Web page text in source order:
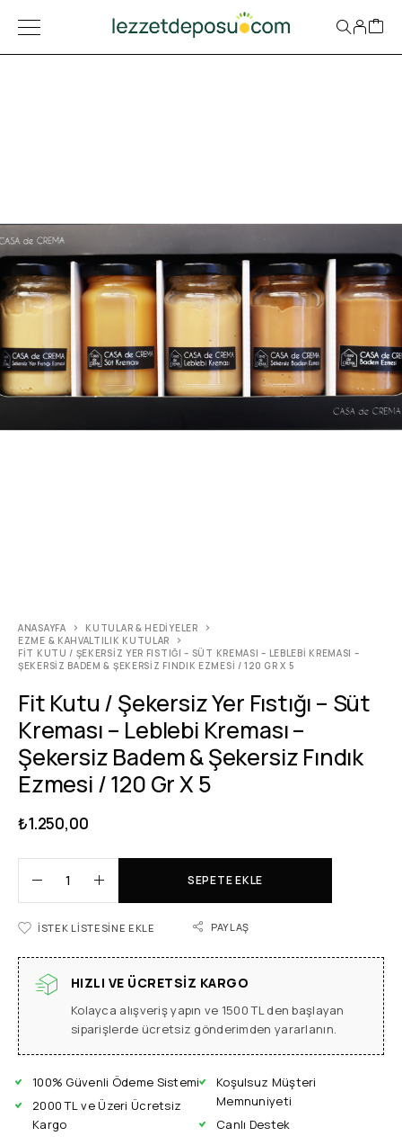
ANASAYFA
KUTULAR & HEDIYELER
EZME & KAHVALTILIK KUTULAR
FIT KUTU / ŞEKERSIZ YER FISTIĞI – SÜT KREMASI – LEBLEBI KREMASI –
ŞEKERSIZ BADEM & ŞEKERSIZ FINDIK EZMESI / 120 GR X 5
Fit Kutu / Şekersiz Yer Fıstığı – Süt
Kreması – Leblebi Kreması –
Şekersiz Badem & Şekersiz Fındık
Ezmesi / 120 Gr X 5
₺1.250,00
SEPETE EKLE
İSTEK LISTESINE EKLE PAYLAŞ
HIZLI VE ÜCRETSIZ KARGO
Kolayca alışveriş yapın ve 1500 TL den başlayan
siparişlerde ücretsiz gönderimden yararlanın.
100% Güvenli Ödeme Sistemi
2000 TL ve Üzeri Ücretsiz
Kargo
Koşulsuz Müşteri
Memnuniyeti
Canlı Destek